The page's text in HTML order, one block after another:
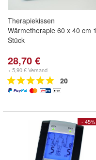
Therapiekissen
Wärmetherapie 60 x 40 cm 1
Stück
28,70 €
+ 5,90 € Versand
20
- 45%